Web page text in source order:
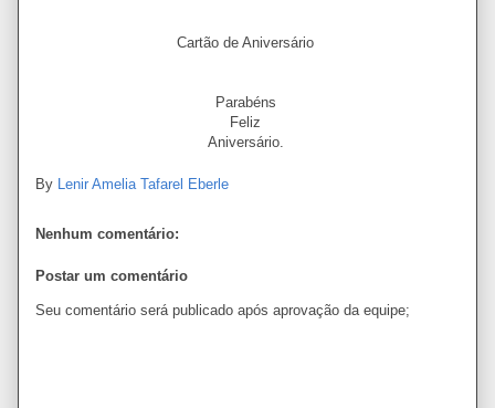
Cartão de Aniversário
Parabéns
Feliz
Aniversário.
By Lenir Amelia Tafarel Eberle
Nenhum comentário:
Postar um comentário
Seu comentário será publicado após aprovação da equipe;